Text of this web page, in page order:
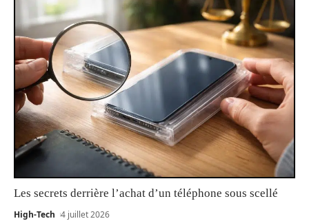
Les secrets derrière l’achat d’un téléphone sous scellé
High-Tech 4 juillet 2026